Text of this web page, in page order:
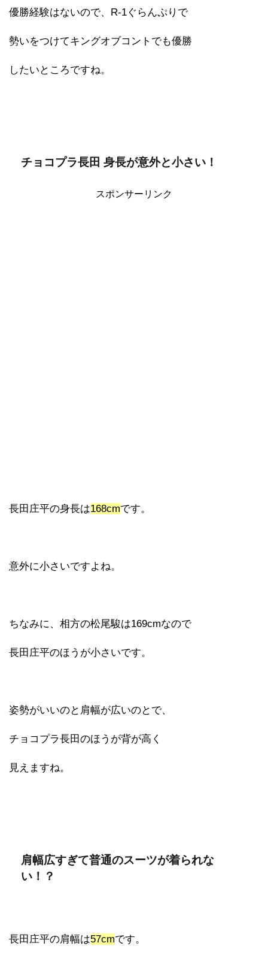
優勝経験はないので、R-1ぐらんぷりで
勢いをつけてキングオブコントでも優勝
したいところですね。
チョコプラ長田 身長が意外と小さい！
スポンサーリンク
長田庄平の身長は168cmです。
意外に小さいですよね。
ちなみに、相方の松尾駿は169cmなので
長田庄平のほうが小さいです。
姿勢がいいのと肩幅が広いのとで、
チョコプラ長田のほうが背が高く
見えますね。
肩幅広すぎて普通のスーツが着られな
い！？
長田庄平の肩幅は57cmです。